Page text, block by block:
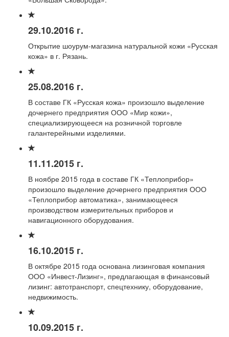
29.10.2016 г.
Открытие шоурум-магазина натуральной кожи «Русская
кожа» в г. Рязань.
25.08.2016 г.
В составе ГК «Русская кожа» произошло выделение
дочернего предприятия ООО «Мир кожи»,
специализирующееся на розничной торговле
галантерейными изделиями.
11.11.2015 г.
В ноябре 2015 года в составе ГК «Теплоприбор»
произошло выделение дочернего предприятия ООО
«Теплоприбор автоматика», занимающееся
производством измерительных приборов и
навигационного оборудования.
16.10.2015 г.
В октябре 2015 года основана лизинговая компания
ООО «Инвест-Лизинг», предлагающая в финансовый
лизинг: автотранспорт, спецтехнику, оборудование,
недвижимость.
10.09.2015 г.